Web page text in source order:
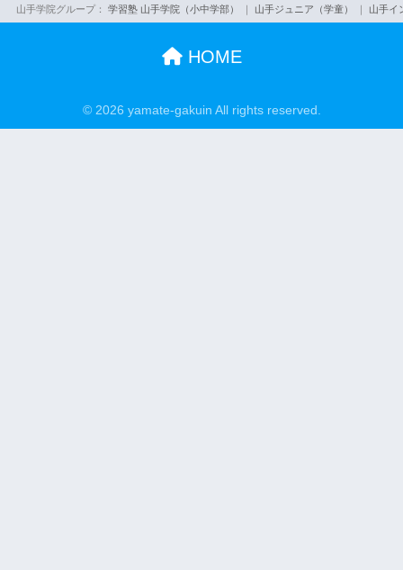
山手学院グループ： 学習塾 山手学院（小中学部） ｜ 山手ジュニア（学童） ｜ 山手イ
HOME
© 2026 yamate-gakuin All rights reserved.